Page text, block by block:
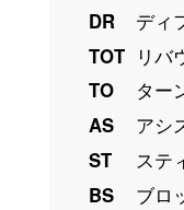
DR
ディ
TOT リバ
TO
ター
AS
アシ
ST
ステ
BS
ブロ